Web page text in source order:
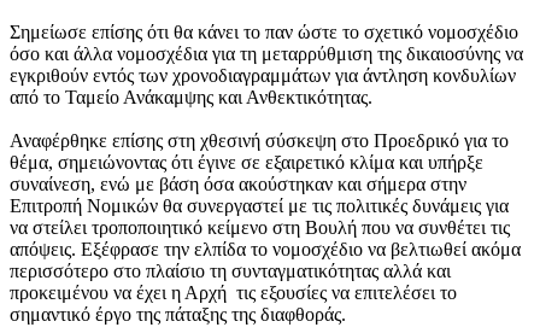
Σημείωσε επίσης ότι θα κάνει το παν ώστε το σχετικό νομοσχέδιο
όσο και άλλα νομοσχέδια για τη μεταρρύθμιση της δικαιοσύνης να
εγκριθούν εντός των χρονοδιαγραμμάτων για άντληση κονδυλίων
από το Ταμείο Ανάκαμψης και Ανθεκτικότητας.
Αναφέρθηκε επίσης στη χθεσινή σύσκεψη στο Προεδρικό για το
θέμα, σημειώνοντας ότι έγινε σε εξαιρετικό κλίμα και υπήρξε
συναίνεση, ενώ με βάση όσα ακούστηκαν και σήμερα στην
Επιτροπή Νομικών θα συνεργαστεί με τις πολιτικές δυνάμεις για
να στείλει τροποποιητικό κείμενο στη Βουλή που να συνθέτει τις
απόψεις. Εξέφρασε την ελπίδα το νομοσχέδιο να βελτιωθεί ακόμα
περισσότερο στο πλαίσιο τη συνταγματικότητας αλλά και
προκειμένου να έχει η Αρχή τις εξουσίες να επιτελέσει το
σημαντικό έργο της πάταξης της διαφθοράς.